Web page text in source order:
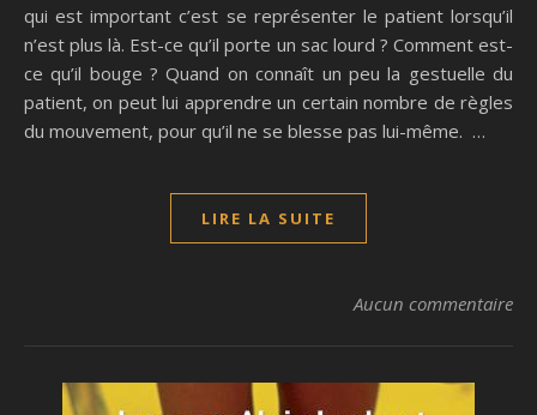
qui est important c’est se représenter le patient lorsqu’il
n’est plus là. Est-ce qu’il porte un sac lourd ? Comment est-
ce qu’il bouge ? Quand on connaît un peu la gestuelle du
patient, on peut lui apprendre un certain nombre de règles
du mouvement, pour qu’il ne se blesse pas lui-même. …
LIRE LA SUITE
Aucun commentaire